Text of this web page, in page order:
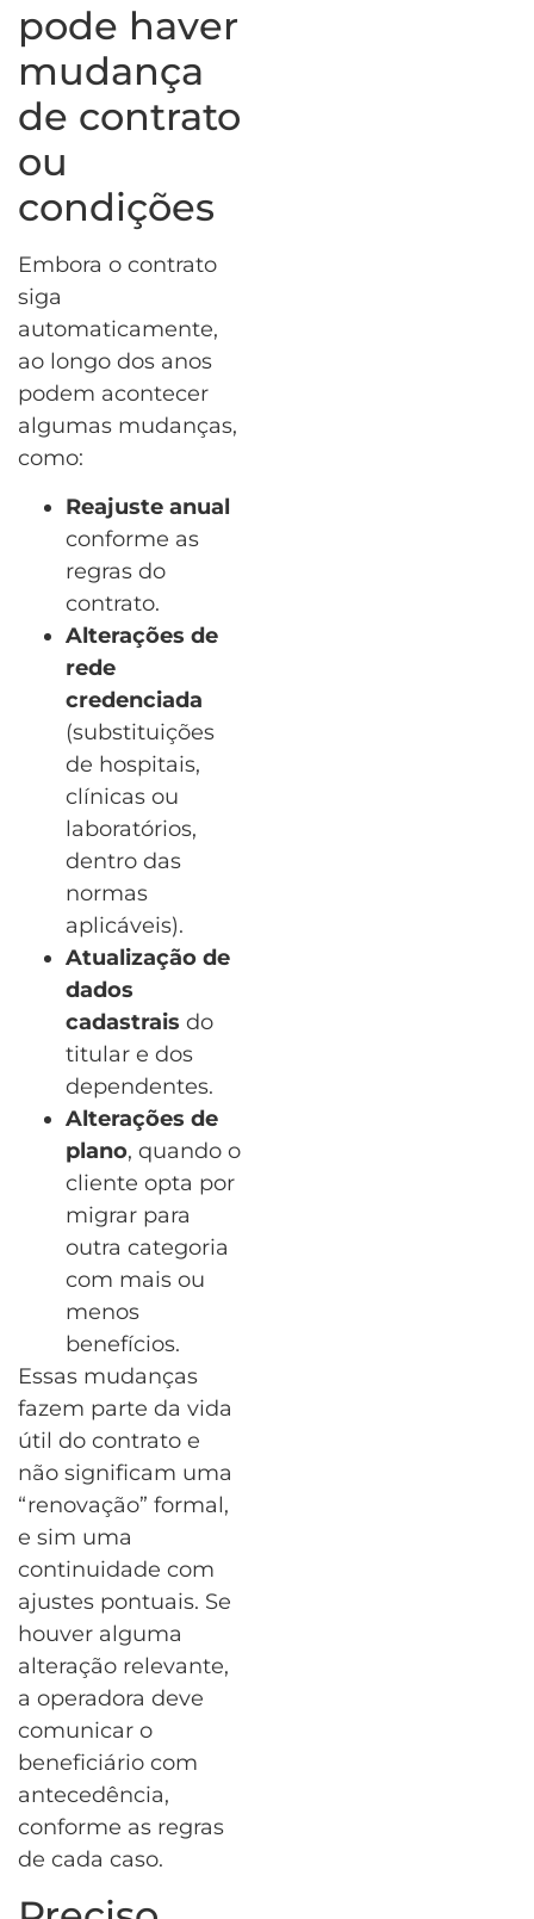
pode haver
mudança
de contrato
ou
condições
Embora o contrato
siga
automaticamente,
ao longo dos anos
podem acontecer
algumas mudanças,
como:
Reajuste anual
conforme as
regras do
contrato.
Alterações de
rede
credenciada
(substituições
de hospitais,
clínicas ou
laboratórios,
dentro das
normas
aplicáveis).
Atualização de
dados
cadastrais do
titular e dos
dependentes.
Alterações de
plano, quando o
cliente opta por
migrar para
outra categoria
com mais ou
menos
benefícios.
Essas mudanças
fazem parte da vida
útil do contrato e
não significam uma
“renovação” formal,
e sim uma
continuidade com
ajustes pontuais. Se
houver alguma
alteração relevante,
a operadora deve
comunicar o
beneficiário com
antecedência,
conforme as regras
de cada caso.